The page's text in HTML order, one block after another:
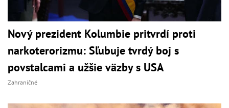
Nový prezident Kolumbie pritvrdí proti
narkoterorizmu: Sľubuje tvrdý boj s
povstalcami a užšie väzby s USA
Zahraničné